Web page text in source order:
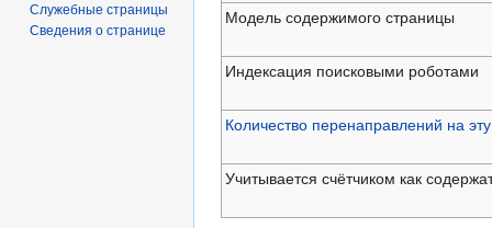
Модель содержимого страницы
Индексация поисковыми роботами
Количество перенаправлений на
Учитывается счётчиком как
Служебные страницы
Сведения о странице